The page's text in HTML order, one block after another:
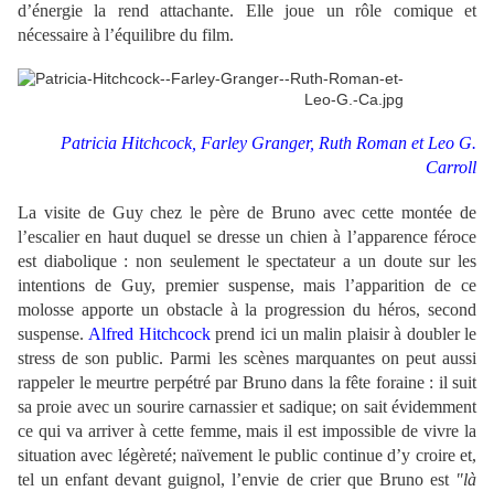
d’énergie la rend attachante. Elle joue un rôle comique et
nécessaire à l’équilibre du film.
Patricia Hitchcock, Farley Granger, Ruth Roman et Leo G.
Carroll
La visite de Guy chez le père de Bruno avec cette montée de
l’escalier en haut duquel se dresse un chien à l’apparence féroce
est diabolique : non seulement le spectateur a un doute sur les
intentions de Guy, premier suspense, mais l’apparition de ce
molosse apporte un obstacle à la progression du héros, second
suspense. Alfred Hitchcock prend ici un malin plaisir à doubler le
stress de son public. Parmi les scènes marquantes on peut aussi
rappeler le meurtre perpétré par Bruno dans la fête foraine : il suit
sa proie avec un sourire carnassier et sadique; on sait évidemment
ce qui va arriver à cette femme, mais il est impossible de vivre la
situation avec légèreté; naïvement le public continue d’y croire et,
tel un enfant devant guignol, l’envie de crier que Bruno est "là